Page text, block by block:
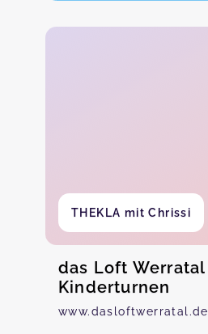
THEKLA mit Chrissi
das Loft Werratal
Kinderturnen
www.dasloftwerratal.de